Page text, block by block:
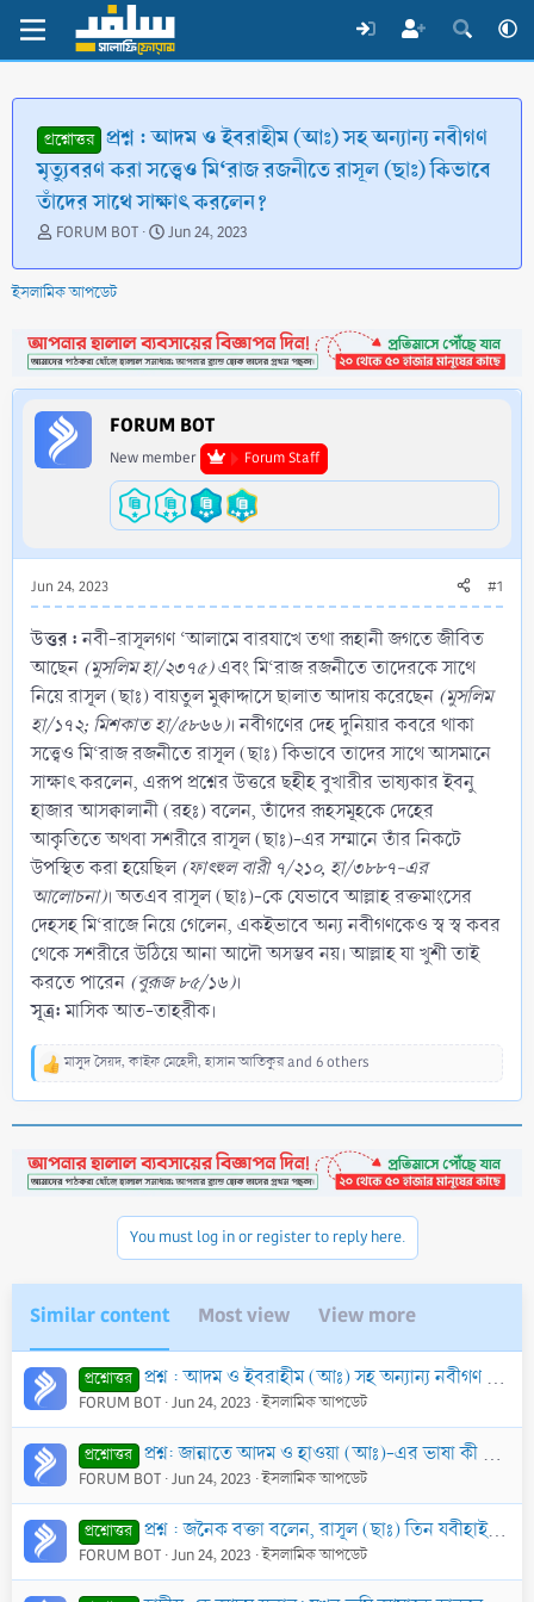
প্রশ্নোত্তর প্রশ্ন : আদম ও ইবরাহীম (আঃ) সহ অন্যান্য নবীগণ
মৃত্যুবরণ করা সত্ত্বেও মি‘রাজ রজনীতে রাসূল (ছাঃ) কিভাবে
তাঁদের সাথে সাক্ষাৎ করলেন?
T
r
e
d
s
t
a
r
t
FORUM BOT
S
a
d
a
t
e
Jun 24, 2023
ইসলামিক আপডেট
FORUM BOT
New member Forum Staff
Jun 24, 2023 #1
উত্তর :নবী-রাসূলগণ ‘আলামে বারযাখে তথা রূহানী জগতে জীবিত
আছেন (মুসলিম হা/২৩৭৫)এবং মি‘রাজ রজনীতে তাদেরকে সাথে
নিয়ে রাসূল (ছাঃ) বায়তুল মুক্বাদ্দাসে ছালাত আদায় করেছেন (মুসলিম
হা/১৭২; মিশকাত হা/৫৮৬৬)। নবীগণের দেহ দুনিয়ার কবরে থাকা
সত্ত্বেও মি‘রাজ রজনীতে রাসূল (ছাঃ) কিভাবে তাদের সাথে আসমানে
সাক্ষাৎ করলেন, এরূপ প্রশ্নের উত্তরে ছহীহ বুখারীর ভাষ্যকার ইবনু
হাজার আসক্বালানী (রহঃ) বলেন, তাঁদের রূহসমূহকে দেহের
আকৃতিতে অথবা সশরীরে রাসূল (ছাঃ)-এর সম্মানে তাঁর নিকটে
উপস্থিত করা হয়েছিল (ফাৎহুল বারী ৭/২১০, হা/৩৮৮৭-এর
আলোচনা)। অতএব রাসূল (ছাঃ)-কে যেভাবে আল্লাহ রক্তমাংসের
দেহসহ মি‘রাজে নিয়ে গেলেন, একইভাবে অন্য নবীগণকেও স্ব স্ব কবর
থেকে সশরীরে উঠিয়ে আনা আদৌ অসম্ভব নয়। আল্লাহ যা খুশী তাই
করতে পারেন (বুরূজ ৮৫/১৬)।
সূত্র:মাসিক আত-তাহরীক।
R
t
i
মাসুদ সৈয়দ,কাইফ মেহেদী,হাসান আতিকুরand 6 others
You must log in or register to reply here.
Similar content Most view View more
প্রশ্নোত্তর প্রশ্ন : আদম ও ইবরাহীম (আঃ) সহ অন্যান্য নবীগণ মৃত্যুবরণ করা সত্ত্বেও মি‘রাজ রজনীতে রাসূল (ছাঃ) কিভাবে তাঁদের সাথে সাক্ষাৎ করলেন?
FORUM BOT Jun 24, 2023 ইসলামিক আপডেট
প্রশ্নোত্তর প্রশ্ন: জান্নাতে আদম ও হাওয়া (আঃ)-এর ভাষা কী ছিল?
FORUM BOT Jun 24, 2023 ইসলামিক আপডেট
প্রশ্নোত্তর প্রশ্ন : জনৈক বক্তা বলেন, রাসূল (ছাঃ) তিন যবীহাইনের সন্তান অর্থাৎ আদম, ইবরাহীম এবং নিজ পিতা। এর সত্যতা আছে কি?
FORUM BOT Jun 24, 2023 ইসলামিক আপডেট